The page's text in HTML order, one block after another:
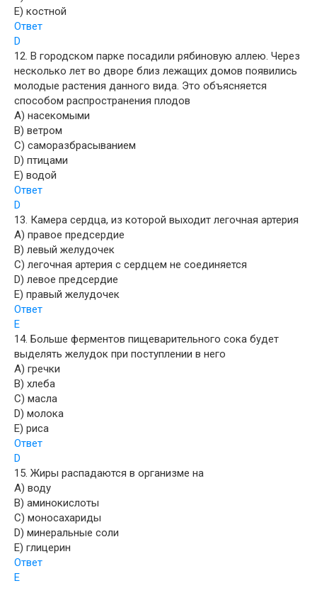
E) костной
Ответ
D
12. В городском парке посадили рябиновую аллею. Через
несколько лет во дворе близ лежащих домов появились
молодые растения данного вида. Это объясняется
способом распространения плодов
A) насекомыми
B) ветром
C) саморазбрасыванием
D) птицами
E) водой
Ответ
D
13. Камера сердца, из которой выходит легочная артерия
A) правое предсердие
B) левый желудочек
C) легочная артерия с сердцем не соединяется
D) левое предсердие
E) правый желудочек
Ответ
E
14. Больше ферментов пищеварительного сока будет
выделять желудок при поступлении в него
A) гречки
B) хлеба
C) масла
D) молока
E) риса
Ответ
D
15. Жиры распадаются в организме на
A) воду
B) аминокислоты
C) моносахариды
D) минеральные соли
E) глицерин
Ответ
E